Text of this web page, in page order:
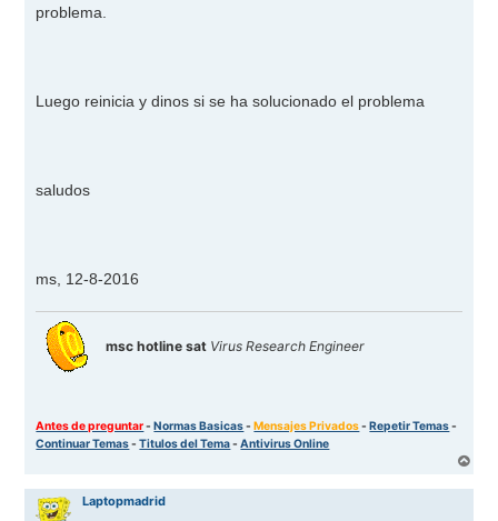
problema.
Luego reinicia y dinos si se ha solucionado el problema
saludos
ms, 12-8-2016
msc hotline sat Virus Research Engineer
Antes de preguntar-Normas Basicas-Mensajes Privados-Repetir Temas-
Continuar Temas-Titulos del Tema-Antivirus Online
r
Laptopmadrid